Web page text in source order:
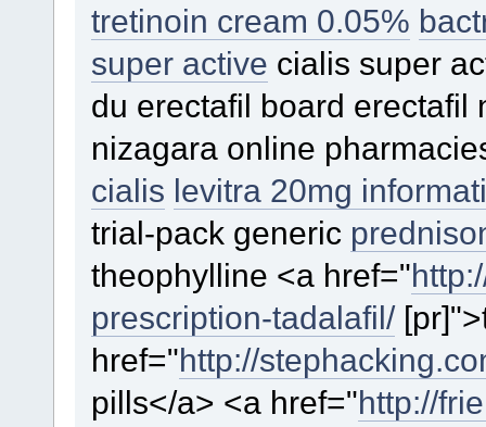
tretinoin cream 0.05%
super active cialis super
du erectafil board erectafil
nizagara online
cialis levitra 20mg
trial-pack generic
theophylline <a href="
prescription-tadalafil/
href="http://
pills</a> <a href="http://